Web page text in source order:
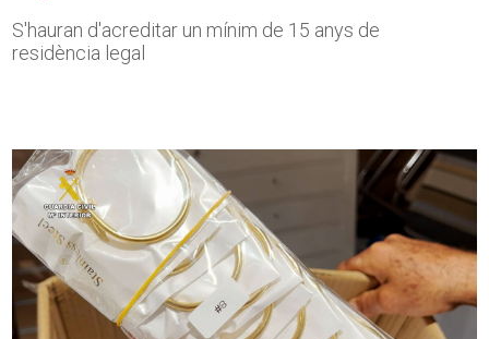
S'hauran d'acreditar un mínim de 15 anys de
residència legal